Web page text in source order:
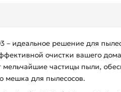
– идеальное решение для
очистки вашего
мельчайшие частицы пыли,
мешка для пылесосов.